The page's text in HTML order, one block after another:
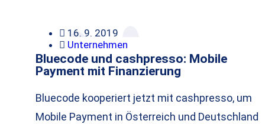
16. 9. 2019
Unternehmen
Bluecode und cashpresso: Mobile
Payment mit Finanzierung
Bluecode kooperiert jetzt mit cashpresso, um
Mobile Payment in Österreich und Deutschland